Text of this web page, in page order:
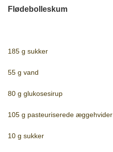
Flødebolleskum
185 g sukker
55 g vand
80 g glukosesirup
105 g pasteuriserede æggehvider
10 g sukker